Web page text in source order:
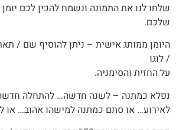
שלחו לנו את התמונה ונשמח להכין לכם
שלכם.
היומן ממותג אישית – ניתן להוסיף שם /
/ לוגו
על החזית והסימניה.
נפלא כמתנה – לשנה חדשה… להתחלה
לאירוע… או סתם כמתנה למישהו אהוב… או